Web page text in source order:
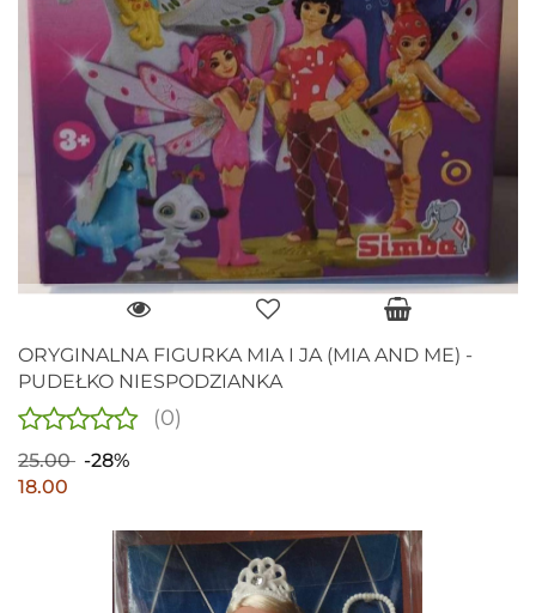
ORYGINALNA FIGURKA MIA I JA (MIA AND ME) -
PUDEŁKO NIESPODZIANKA
(0)
25.00
-28%
18.00